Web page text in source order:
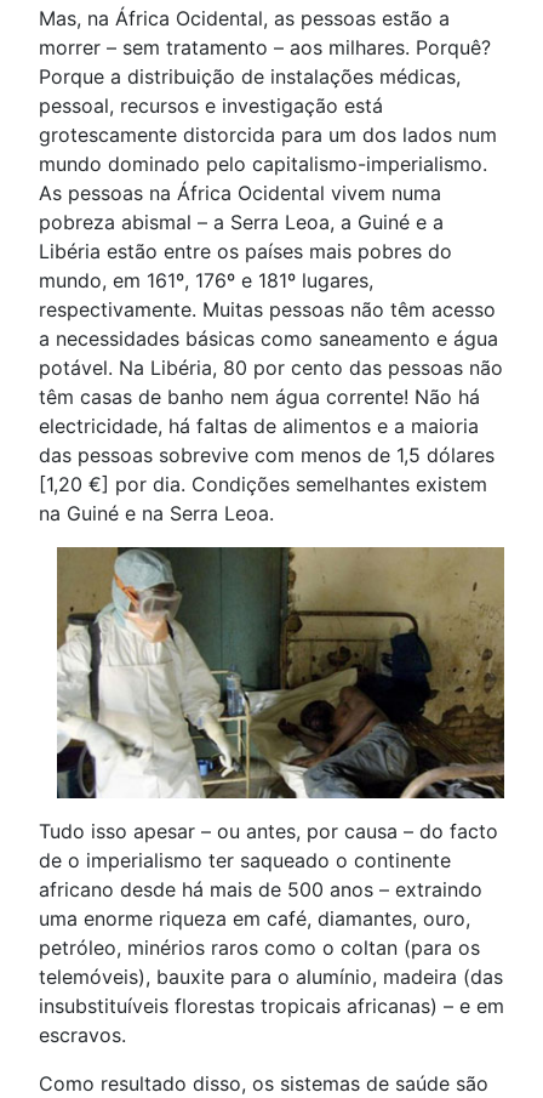
Mas, na África Ocidental, as pessoas estão a
morrer – sem tratamento – aos milhares. Porquê?
Porque a distribuição de instalações médicas,
pessoal, recursos e investigação está
grotescamente distorcida para um dos lados num
mundo dominado pelo capitalismo-imperialismo.
As pessoas na África Ocidental vivem numa
pobreza abismal – a Serra Leoa, a Guiné e a
Libéria estão entre os países mais pobres do
mundo, em 161º, 176º e 181º lugares,
respectivamente. Muitas pessoas não têm acesso
a necessidades básicas como saneamento e água
potável. Na Libéria, 80 por cento das pessoas não
têm casas de banho nem água corrente! Não há
electricidade, há faltas de alimentos e a maioria
das pessoas sobrevive com menos de 1,5 dólares
[1,20 €] por dia. Condições semelhantes existem
na Guiné e na Serra Leoa.
Tudo isso apesar – ou antes, por causa – do facto
de o imperialismo ter saqueado o continente
africano desde há mais de 500 anos – extraindo
uma enorme riqueza em café, diamantes, ouro,
petróleo, minérios raros como o coltan (para os
telemóveis), bauxite para o alumínio, madeira (das
insubstituíveis florestas tropicais africanas) – e em
escravos.
Como resultado disso, os sistemas de saúde são